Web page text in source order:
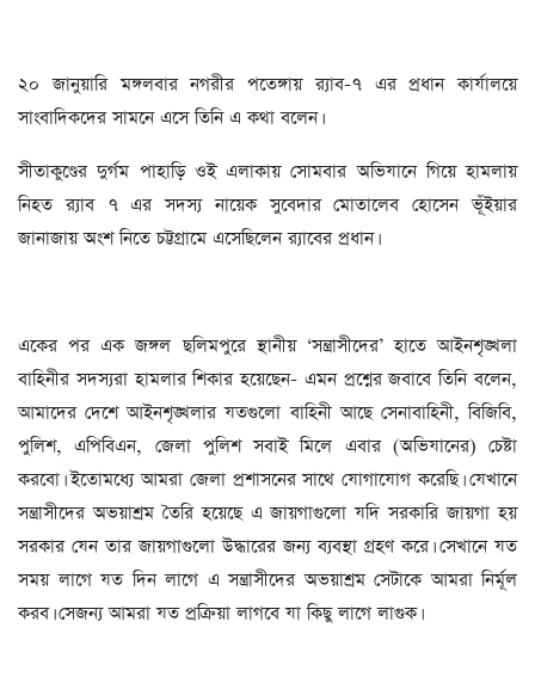
২০ জানুয়ারি মঙ্গলবার নগরীর পতেঙ্গায় র‌্যাব-৭ এর প্রধান কার্যালয়ে
সাংবাদিকদের সামনে এসে তিনি এ কথা বলেন।
সীতাকুণ্ডের দুর্গম পাহাড়ি ওই এলাকায় সোমবার অভিযানে গিয়ে হামলায়
নিহত র‌্যাব ৭ এর সদস্য নায়েক সুবেদার মোতালেব হোসেন ভূঁইয়ার
জানাজায় অংশ নিতে চট্টগ্রামে এসেছিলেন র‌্যাবের প্রধান।
একের পর এক জঙ্গল ছলিমপুরে স্থানীয় ‘সন্ত্রাসীদের’ হাতে আইনশৃঙ্খলা
বাহিনীর সদস্যরা হামলার শিকার হয়েছেন- এমন প্রশ্নের জবাবে তিনি বলেন,
আমাদের দেশে আইনশৃঙ্খলার যতগুলো বাহিনী আছে সেনাবাহিনী, বিজিবি,
পুলিশ, এপিবিএন, জেলা পুলিশ সবাই মিলে এবার (অভিযানের) চেষ্টা
করবো। ইতোমধ্যে আমরা জেলা প্রশাসনের সাথে যোগাযোগ করেছি। যেখানে
সন্ত্রাসীদের অভয়াশ্রম তৈরি হয়েছে এ জায়গাগুলো যদি সরকারি জায়গা হয়
সরকার যেন তার জায়গাগুলো উদ্ধারের জন্য ব্যবস্থা গ্রহণ করে। সেখানে যত
সময় লাগে যত দিন লাগে এ সন্ত্রাসীদের অভয়াশ্রম সেটাকে আমরা নির্মূল
করব। সেজন্য আমরা যত প্রক্রিয়া লাগবে যা কিছু লাগে লাগুক।